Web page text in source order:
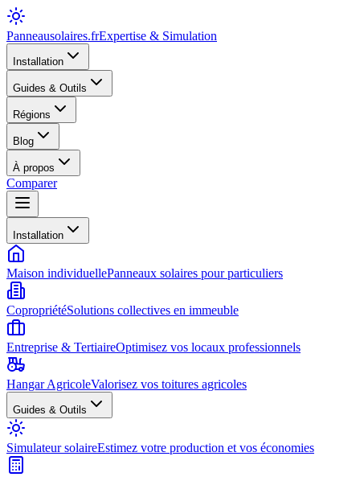
Panneausolaires.frExpertise & Simulation
Installation
Guides & Outils
Régions
Blog
À propos
Comparer
Installation
Maison individuellePanneaux solaires pour particuliers
CopropriétéSolutions collectives en immeuble
Entreprise & TertiaireOptimisez vos locaux professionnels
Hangar AgricoleValorisez vos toitures agricoles
Guides & Outils
Simulateur solaireEstimez votre production et vos économies